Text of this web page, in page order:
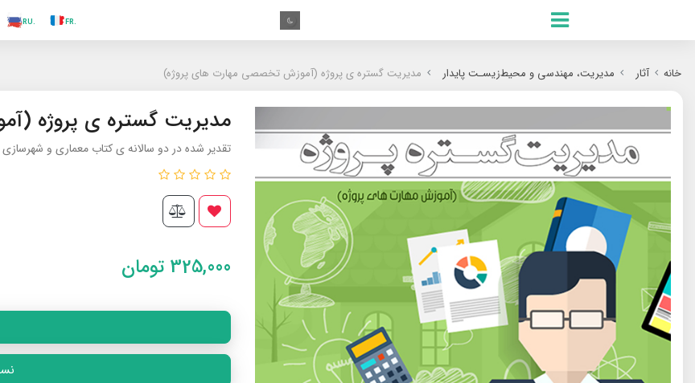
.RU
.ES
خانه آثار مدیریت، مهندسی و محیط‌زیسـت پایدار مدیریت گستره ی پروژه (آموزش تخصصی مهارت های پروژه)
مدیریت گستره ی پروژه
تقدیر شده در دو سالانه ی کتاب معماری و
325,000 تومان